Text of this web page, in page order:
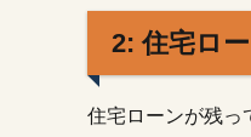
ーン
の契
約内
容と
2: 住宅ロ
住宅ローンが残っ